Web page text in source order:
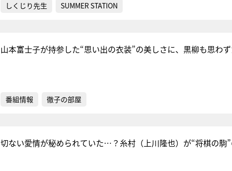
しくじり先生 SUMMER STATION
山本富士子が持参した“思い出の衣装”の美しさに、黒柳も思わ
番組情報 徹子の部屋
切ない愛情が秘められていた…？糸村（上川隆也）が“将棋の駒